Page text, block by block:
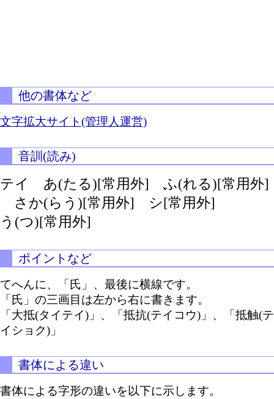
他の書体など
文字拡大サイト(管理人運営)
音訓(読み)
テイ あ(たる)[常用外]
ふ(れる)[常用外]
さか(らう)[常用外] シ[常用外]
う(つ)[常用外]
ポイントなど
てへんに、「氏」、最後に横線です。
「氏」の三画目は左から右に書きます。
「大抵(タイテイ)」、「抵抗(テイコウ)」、「抵触(テ
イショク)」
書体による違い
書体による字形の違いを以下に示します。